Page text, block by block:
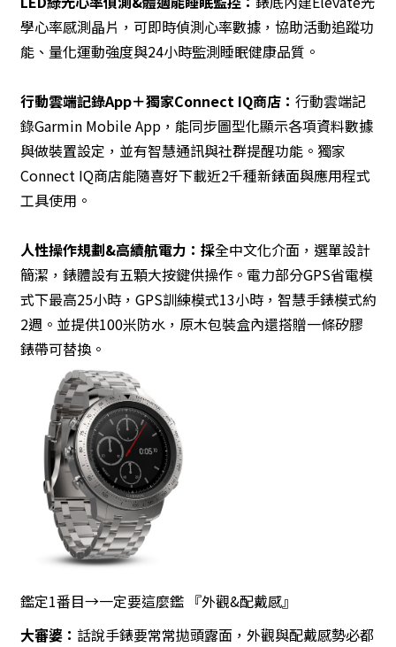
學心率感測晶片，可即時偵測心率數據，協助活動追蹤功
能、量化運動強度與24小時監測睡眠健康品質。
行動雲端記錄App＋獨家Connect IQ商店： 行動雲端記
錄Garmin Mobile App，能同步圖型化顯示各項資料數據
與做裝置設定，並有智慧通訊與社群提醒功能。獨家
Connect IQ商店能隨喜好下載近2千種新錶面與應用程式
工具使用。
人性操作規劃&高續航電力：採全中文化介面，選單設計
簡潔，錶體設有五顆大按鍵供操作。電力部分GPS省電模
式下最高25小時，GPS訓練模式13小時，智慧手錶模式約
2週。並提供100米防水，原木包裝盒內還搭贈一條矽膠
錶帶可替換。
鑑定1番目→一定要這麼鑑 『外觀&配戴感』
大審婆： 話說手錶要常常拋頭露面，外觀與配戴感勢必都